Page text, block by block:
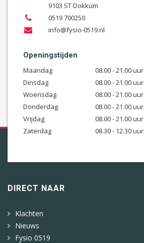
9103 ST Dokkum
0519 700250
info@fysio-0519.nl
Openingstijden
Maandag
08.00 - 21.00 uur
Dinsdag
08.00 - 21.00 uur
Woensdag
08.00 - 21.00 uur
Donderdag
08.00 - 21.00 uur
Vrijdag
08.00 - 21.00 uur
Zaterdag
08.30 - 12.30 uur
DIRECT NAAR
Klachten
Nieuws
Fysio 0519